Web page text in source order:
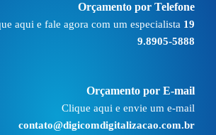
Orçamento por Telefone
aqui e fale agora com um especialista 19
9.8905-5888
Orçamento por E-mail
Clique aqui e envie um e-mail
contato@digicomdigitalizacao.com.br